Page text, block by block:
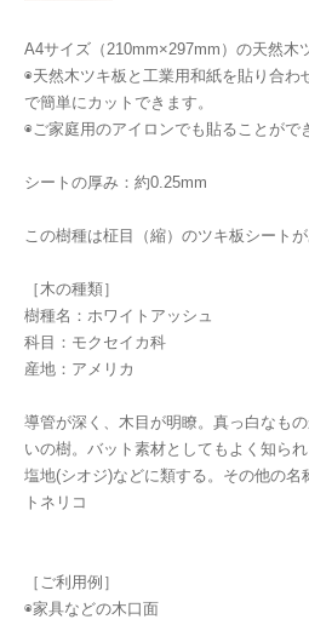
A4サイズ（210mm×297mm）の天然木
◉天然木ツキ板と工業用和紙を貼り合わ
で簡単にカットできます。
◉ご家庭用のアイロンでも貼ることがで
シートの厚み：約0.25mm
この樹種は柾目（縮）のツキ板シートが
［木の種類］
樹種名：ホワイトアッシュ
科目：モクセイカ科
産地：アメリカ
導管が深く、木目が明瞭。真っ白なも
いの樹。バット素材としてもよく知ら
塩地(シオジ)などに類する。その他の名
トネリコ
［ご利用例］
◉家具などの木口面